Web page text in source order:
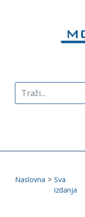
Search
for:
Naslovna > Sva
izdanja